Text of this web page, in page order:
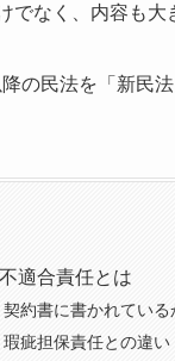
でなく、内容も大
の民法を「新民
適合責任とは
契約書に書かれてい
瑕疵担保責任との違い